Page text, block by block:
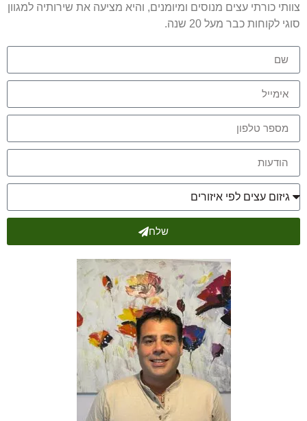
צוותי כורתי עצים מנוסים ומיומנים, והיא מציעה את שירותיה למגוון
סוגי לקוחות כבר מעל 20 שנה.
שלח